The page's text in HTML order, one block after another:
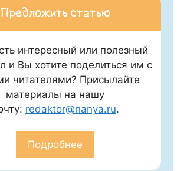
Предложить статью
интересный или полезный
и Вы хотите поделиться им с
читателями? Присылайте
материалы на нашу
redaktor@nanya.ru.
Подробнее